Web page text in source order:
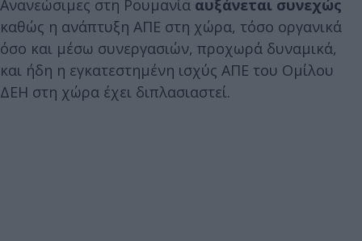
Ανανεώσιμες στη Ρουμανία αυξάνεται συνεχώς
καθώς η ανάπτυξη ΑΠΕ στη χώρα, τόσο οργανικά
όσο και μέσω συνεργασιών, προχωρά δυναμικά,
και ήδη η εγκατεστημένη ισχύς ΑΠΕ του Ομίλου
ΔΕΗ στη χώρα έχει διπλασιαστεί.